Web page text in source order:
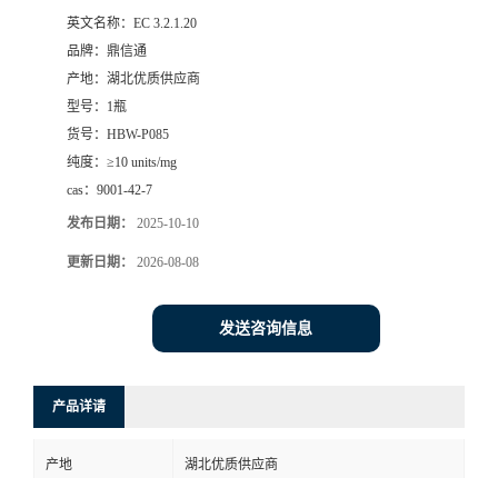
英文名称： EC 3.2.1.20
品牌： 鼎信通
产地： 湖北优质供应商
型号： 1瓶
货号： HBW-P085
纯度： ≥10 units/mg
cas： 9001-42-7
发布日期： 2025-10-10
更新日期： 2026-08-08
发送咨询信息
产品详请
产地 湖北优质供应商